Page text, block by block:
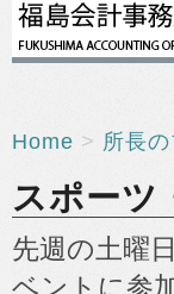
Home > 所長
スポーツ
先週の土曜
ベントに参